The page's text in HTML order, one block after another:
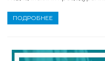
ПОДРОБНЕЕ